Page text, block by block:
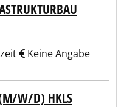
Keine Angabe
W/D) HKLS